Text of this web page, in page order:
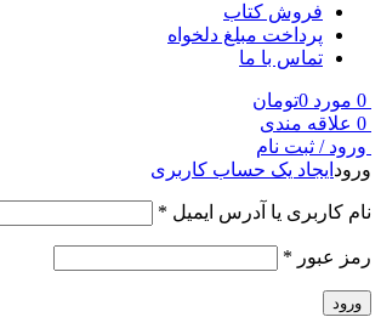
فروش کتاب
پرداخت مبلغ دلخواه
تماس با ما
0 مورد 0تومان
0 علاقه مندی
ورود / ثبت نام
ورود ایجاد یک حساب کاربری
نام کاربری یا آدرس ایمیل *
رمز عبور *
ورود